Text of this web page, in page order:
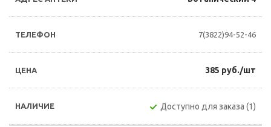
7(3822)94-52-46
385 руб./шт
Доступно для заказа (1)